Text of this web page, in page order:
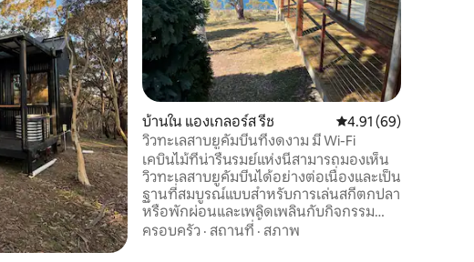
บ้านใน แองเกลอร์ส รีช คะแนนเฉลี่ย 4.91 จาก
4.91 (69)
วิวทะเลสาบยูคัมบีนที่งดงาม มี Wi-Fi
เคบินไม้ที่น่ารื่นรมย์แห่งนี้สามารถมองเห็น
วิวทะเลสาบยูคัมบีนได้อย่างต่อเนื่องและเป็น
ฐานที่สมบูรณ์แบบสำหรับการเล่นสกีตกปลา
หรือพักผ่อนและเพลิดเพลินกับกิจกรรม
กลางแจ้ง บ้านหลังนี้รองรับการทำความ
ครอบครัว · สถานที่ · สภาพ